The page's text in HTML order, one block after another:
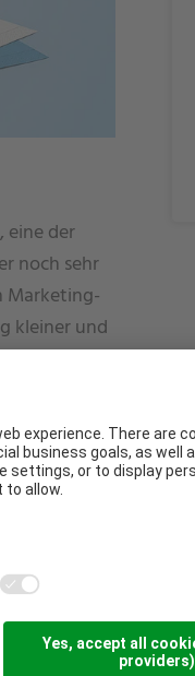
eine der
noch sehr
Marketing-
kleiner und
und
oder
zu
ab.